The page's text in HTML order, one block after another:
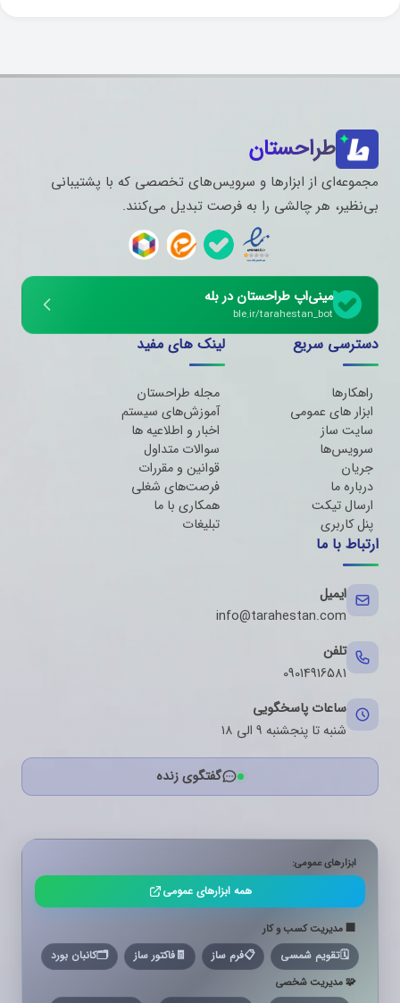
طراحستان
مجموعه‌ای از ابزارها و سرویس‌های تخصصی که با پشتیبانی
بی‌نظیر، هر چالشی را به فرصت تبدیل می‌کنند.
مینی‌اپ طراحستان در بله
ble.ir/tarahestan_bot
دسترسی سریع
راهکارها
ابزار های عمومی
سایت ساز
سرویس‌ها
جریان
درباره ما
ارسال تیکت
پنل کاربری
لینک های مفید
مجله طراحستان
آموزش‌های سیستم
اخبار و اطلاعیه ها
سوالات متداول
قوانین و مقررات
فرصت‌های شغلی
همکاری با ما
تبلیغات
ارتباط با ما
ایمیل
info@tarahestan.com
تلفن
09014916581
ساعات پاسخگویی
شنبه تا پنجشنبه ۹ الی ۱۸
گفتگوی زنده
ابزارهای عمومی:
همه ابزارهای عمومی
🏢 مدیریت کسب و کار
🗓️تقویم شمسی 📋فرم ساز 🧾فاکتور ساز 🗂️کانبان بورد
🧩 مدیریت شخصی